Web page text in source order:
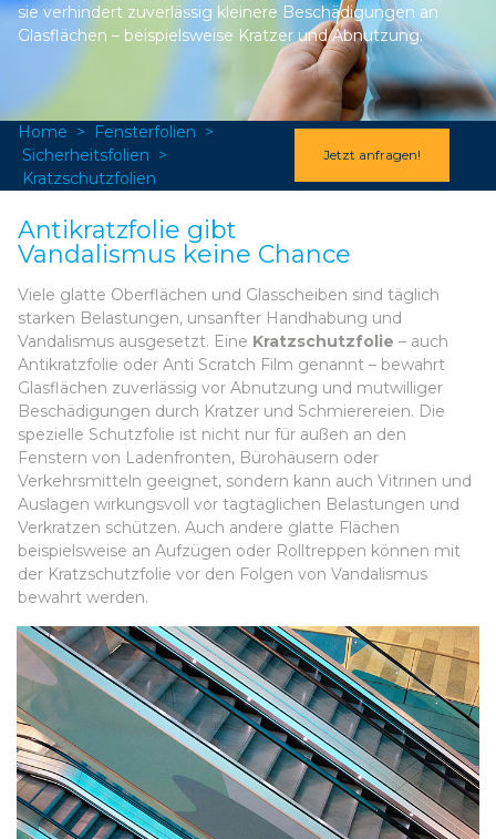
sie verhindert zuverlässig kleinere Beschädigungen an
Glasflächen – beispielsweise Kratzer und Abnutzung.
Home > Fensterfolien >
Sicherheitsfolien >
Kratzschutzfolien
Jetzt anfragen!
Antikratzfolie gibt
Vandalismus keine Chance
Viele glatte Oberflächen und Glasscheiben sind täglich
starken Belastungen, unsanfter Handhabung und
Vandalismus ausgesetzt. Eine Kratzschutzfolie – auch
Antikratzfolie oder Anti Scratch Film genannt – bewahrt
Glasflächen zuverlässig vor Abnutzung und mutwilliger
Beschädigungen durch Kratzer und Schmierereien. Die
spezielle Schutzfolie ist nicht nur für außen an den
Fenstern von Ladenfronten, Bürohäusern oder
Verkehrsmitteln geeignet, sondern kann auch Vitrinen und
Auslagen wirkungsvoll vor tagtäglichen Belastungen und
Verkratzen schützen. Auch andere glatte Flächen
beispielsweise an Aufzügen oder Rolltreppen können mit
der Kratzschutzfolie vor den Folgen von Vandalismus
bewahrt werden.